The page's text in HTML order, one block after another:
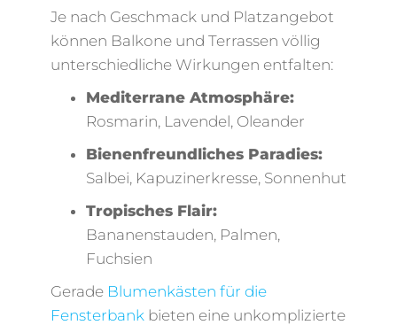
Je nach Geschmack und Platzangebot
können Balkone und Terrassen völlig
unterschiedliche Wirkungen entfalten:
Mediterrane Atmosphäre:
Rosmarin, Lavendel, Oleander
Bienenfreundliches Paradies:
Salbei, Kapuzinerkresse, Sonnenhut
Tropisches Flair:
Bananenstauden, Palmen,
Fuchsien
Gerade Blumenkästen für die
Fensterbank bieten eine unkomplizierte